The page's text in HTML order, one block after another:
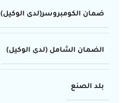
ضمان الكومبروسر(لدى الوكيل)
الضمان الشامل (لدى الوكيل)
بلد الصنع